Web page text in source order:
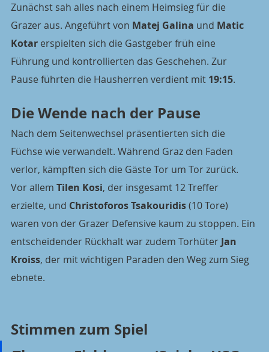
Zunächst sah alles nach einem Heimsieg für die
Grazer aus. Angeführt von Matej Galina und Matic
Kotar erspielten sich die Gastgeber früh eine
Führung und kontrollierten das Geschehen. Zur
Pause führten die Hausherren verdient mit 19:15.
Die Wende nach der Pause
Nach dem Seitenwechsel präsentierten sich die
Füchse wie verwandelt. Während Graz den Faden
verlor, kämpften sich die Gäste Tor um Tor zurück.
Vor allem Tilen Kosi, der insgesamt 12 Treffer
erzielte, und Christoforos Tsakouridis (10 Tore)
waren von der Grazer Defensive kaum zu stoppen. Ein
entscheidender Rückhalt war zudem Torhüter Jan
Kroiss, der mit wichtigen Paraden den Weg zum Sieg
ebnete.
Stimmen zum Spiel